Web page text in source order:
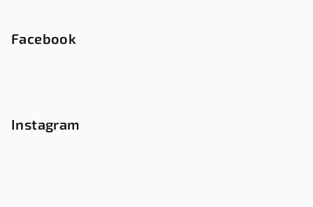
Facebook
Instagram